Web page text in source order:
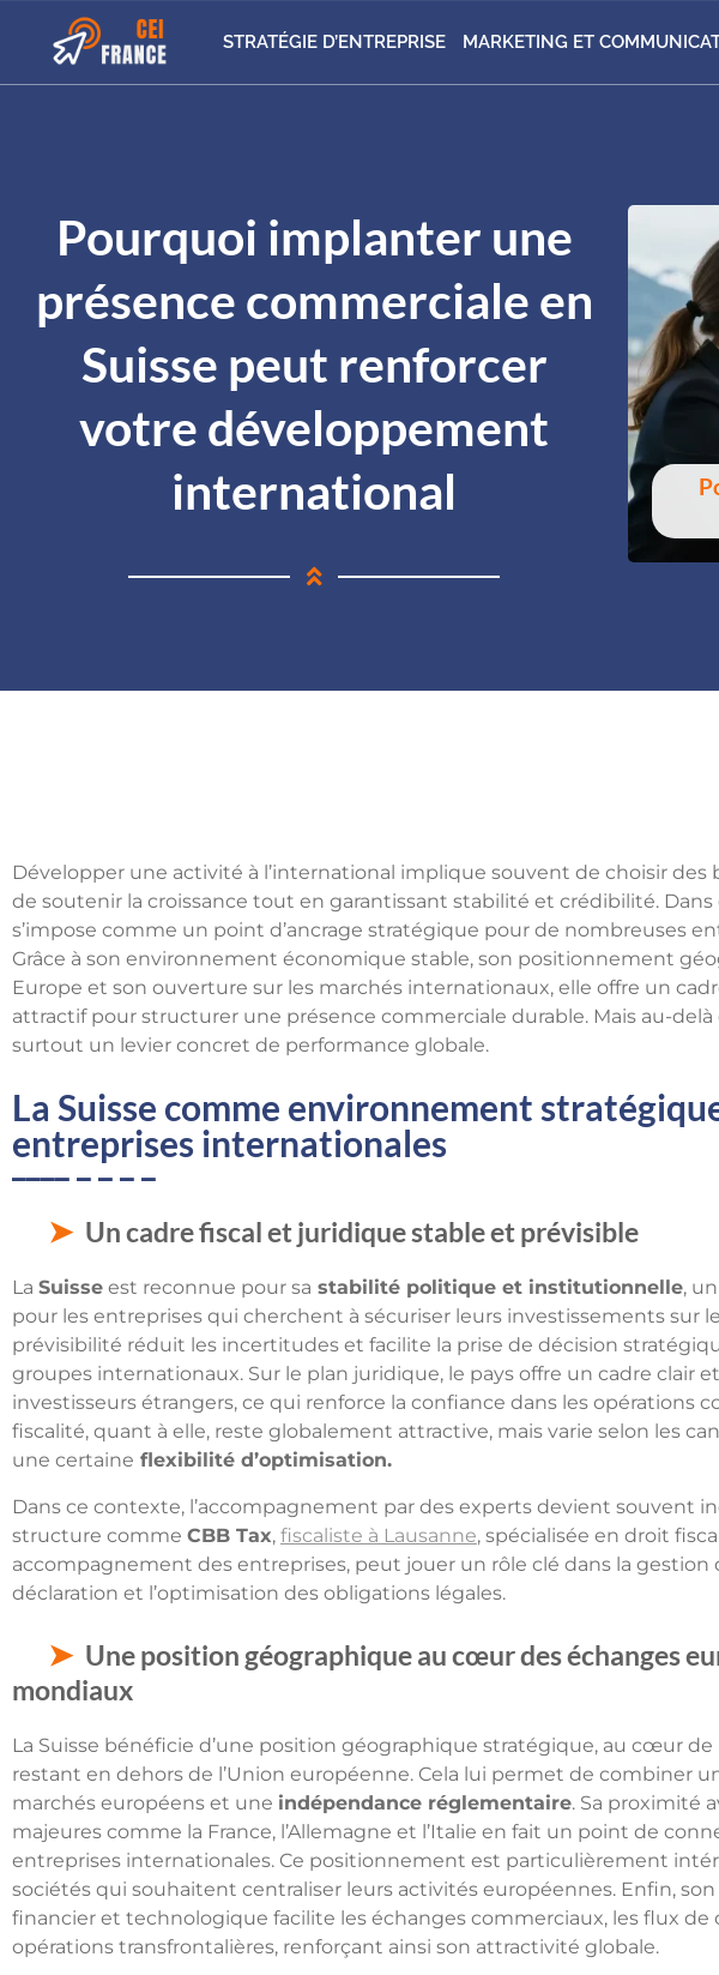
STRATÉGIE D’ENTREPRISE MARKETING ET
Pourquoi implanter une
présence commerciale en
Suisse peut renforcer
votre développement
international
Développer une activité à l’international implique souvent de choisir des
de soutenir la croissance tout en garantissant stabilité et crédibilité. Dans
s’impose comme un point d’ancrage stratégique pour de nombreuses
Grâce à son environnement économique stable, son positionnement
Europe et son ouverture sur les marchés internationaux, elle offre un
attractif pour structurer une présence commerciale durable. Mais au-delà
surtout un levier concret de performance globale.
La Suisse comme environnement
entreprises internationales
Un cadre fiscal et juridique stable et prévisible
La Suisse est reconnue pour sa stabilité politique et institutionnelle,
pour les entreprises qui cherchent à sécuriser leurs investissements sur
prévisibilité réduit les incertitudes et facilite la prise de décision
groupes internationaux. Sur le plan juridique, le pays offre un cadre clair
investisseurs étrangers, ce qui renforce la confiance dans les opérations
fiscalité, quant à elle, reste globalement attractive, mais varie selon les
une certaine flexibilité d’optimisation.
Dans ce contexte, l’accompagnement par des experts devient souvent
structure comme CBB Tax, fiscaliste à Lausanne, spécialisée en droit
accompagnement des entreprises, peut jouer un rôle clé dans la gestion
déclaration et l’optimisation des obligations légales.
Une position géographique au cœur des échanges
mondiaux
La Suisse bénéficie d’une position géographique stratégique, au cœur de
restant en dehors de l’Union européenne. Cela lui permet de combiner
marchés européens et une indépendance réglementaire. Sa proximité
majeures comme la France, l’Allemagne et l’Italie en fait un point de
entreprises internationales. Ce positionnement est particulièrement
sociétés qui souhaitent centraliser leurs activités européennes. Enfin,
financier et technologique facilite les échanges commerciaux, les flux de
opérations transfrontalières, renforçant ainsi son attractivité globale.